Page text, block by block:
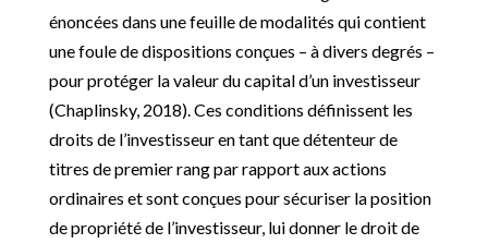
énoncées dans une feuille de modalités qui contient
une foule de dispositions conçues – à divers degrés –
pour protéger la valeur du capital d’un investisseur
(Chaplinsky, 2018). Ces conditions définissent les
droits de l’investisseur en tant que détenteur de
titres de premier rang par rapport aux actions
ordinaires et sont conçues pour sécuriser la position
de propriété de l’investisseur, lui donner le droit de